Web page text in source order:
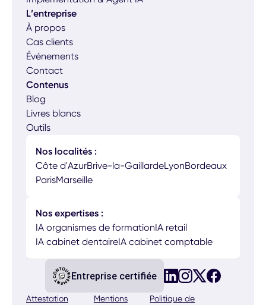
L’entreprise
À propos
Cas clients
Événements
Contact
Contenus
Blog
Livres blancs
Outils
Nos localités :
Côte d'AzurBrive-la-GaillardeLyonBordeaux
ParisMarseille
Nos expertises :
IA organismes de formationIA retail
IA cabinet dentaireIA cabinet comptable
Attestation Mentions Politique de
Entreprise certifiée